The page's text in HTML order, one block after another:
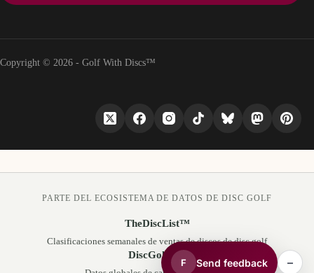
Copyright © 2026 - Golf With Discs™
F Send feedback –
PARTE DEL ECOSISTEMA DE DATOS DE DISC GOLF
TheDiscList™
Clasificaciones semanales de ventas de discos de disc golf
DiscGolfAPI